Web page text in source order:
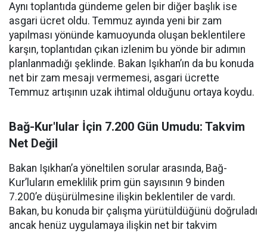
Aynı toplantıda gündeme gelen bir diğer başlık ise
asgari ücret oldu. Temmuz ayında yeni bir zam
yapılması yönünde kamuoyunda oluşan beklentilere
karşın, toplantıdan çıkan izlenim bu yönde bir adımın
planlanmadığı şeklinde. Bakan Işıkhan’ın da bu konuda
net bir zam mesajı vermemesi, asgari ücrette
Temmuz artışının uzak ihtimal olduğunu ortaya koydu.
Bağ-Kur'lular İçin 7.200 Gün Umudu: Takvim
Net Değil
Bakan Işıkhan’a yöneltilen sorular arasında, Bağ-
Kur’luların emeklilik prim gün sayısının 9 binden
7.200’e düşürülmesine ilişkin beklentiler de vardı.
Bakan, bu konuda bir çalışma yürütüldüğünü doğruladı
ancak henüz uygulamaya ilişkin net bir takvim